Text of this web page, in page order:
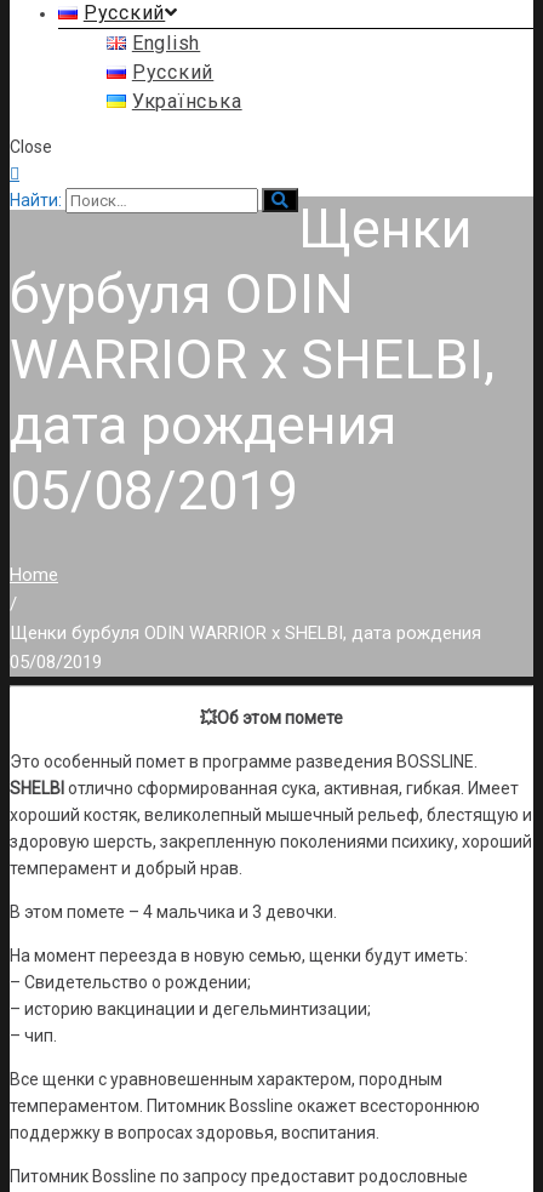
Русский
English
Русский
Українська
Close

Найти:
Щенки
бурбуля ODIN
WARRIOR x SHELBI,
дата рождения
05/08/2019
Home
/
Щенки бурбуля ODIN WARRIOR x SHELBI, дата рождения
05/08/2019
💥Об этом помете
Это особенный помет в программе разведения BOSSLINE.
SHELBI отлично сформированная сука, активная, гибкая. Имеет
хороший костяк, великолепный мышечный рельеф, блестящую и
здоровую шерсть, закрепленную поколениями психику, хороший
темперамент и добрый нрав.
В этом помете – 4 мальчика и 3 девочки.
На момент переезда в новую семью, щенки будут иметь:
– Свидетельство о рождении;
– историю вакцинации и дегельминтизации;
– чип.
Все щенки с уравновешенным характером, породным
темпераментом. Питомник Bossline окажет всестороннюю
поддержку в вопросах здоровья, воспитания.
Питомник Bossline по запросу предоставит родословные